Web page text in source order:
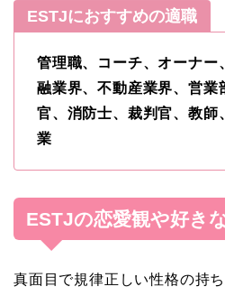
ESTJにおすすめの適職
管理職、コーチ、オーナー
融業界、不動産業界、営業
官、消防士、裁判官、教師
業
ESTJの恋愛観や好き
真面目で規律正しい性格の持